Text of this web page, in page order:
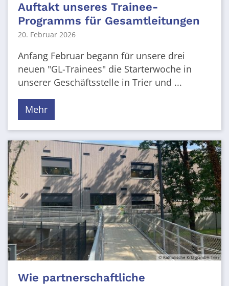
Auftakt unseres Trainee-
Programms für Gesamtleitungen
20. Februar 2026
Anfang Februar begann für unsere drei
neuen "GL-Trainees" die Starterwoche in
unserer Geschäftsstelle in Trier und ...
Mehr
© Katholische KiTa gGmbH Trier
Wie partnerschaftliche